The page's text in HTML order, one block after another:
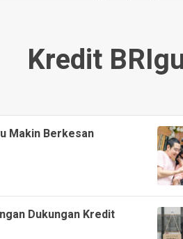
Kredit
Makin Berkesan
Dukungan Kredit